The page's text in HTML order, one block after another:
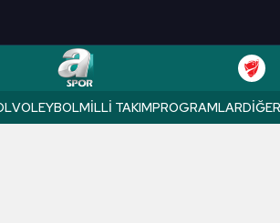
VOLEYBOLMILLI TAKIMPROGRAMLARDIĞER